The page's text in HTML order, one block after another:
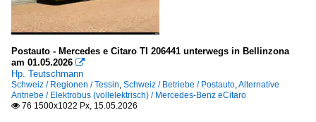
Postauto - Mercedes e Citaro TI 206441 unterwegs in Bellinzona
am 01.05.2026 
Hp. Teutschmann
Schweiz / Regionen / Tessin, Schweiz / Betriebe / Postauto,Alternative
Antriebe / Elektrobus (vollelektrisch) / Mercedes-Benz eCitaro
 76 1500x1022 Px, 15.05.2026